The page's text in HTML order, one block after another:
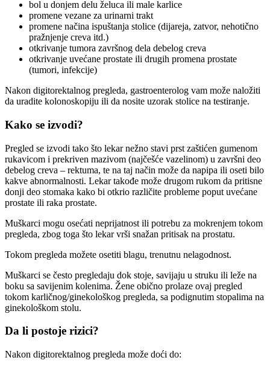
bol u donjem delu želuca ili male karlice
promene vezane za urinarni trakt
promene načina ispuštanja stolice (dijareja, zatvor, nehotično
pražnjenje creva itd.)
otkrivanje tumora završnog dela debelog creva
otkrivanje uvećane prostate ili drugih promena prostate
(tumori, infekcije)
Nakon digitorektalnog pregleda, gastroenterolog vam može naložiti
da uradite kolonoskopiju ili da nosite uzorak stolice na testiranje.
Kako se izvodi?
Pregled se izvodi tako što lekar nežno stavi prst zaštićen gumenom
rukavicom i prekriven mazivom (najčešće vazelinom) u završni deo
debelog creva – rektuma, te na taj način može da napipa ili oseti bilo
kakve abnormalnosti. Lekar takođe može drugom rukom da pritisne
donji deo stomaka kako bi otkrio različite probleme poput uvećane
prostate ili raka prostate.
Muškarci mogu osećati neprijatnost ili potrebu za mokrenjem tokom
pregleda, zbog toga što lekar vrši snažan pritisak na prostatu.
Tokom pregleda možete osetiti blagu, trenutnu nelagodnost.
Muškarci se često pregledaju dok stoje, savijaju u struku ili leže na
boku sa savijenim kolenima. Žene obično prolaze ovaj pregled
tokom karličnog/ginekološkog pregleda, sa podignutim stopalima na
ginekološkom stolu.
Da li postoje rizici?
Nakon digitorektalnog pregleda može doći do: